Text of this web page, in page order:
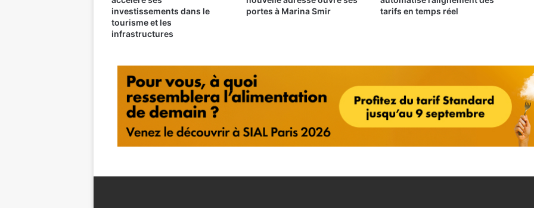
investissements dans le
tourisme et les
infrastructures
portes à Marina Smir
tarifs en temps réel